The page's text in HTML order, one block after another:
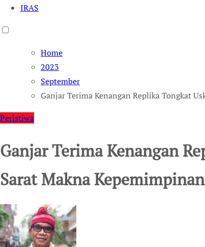
IRAS
Home
2023
September
Ganjar Terima Kenangan Replika Tongkat
Peristiwa
Ganjar Terima Kenangan
Sarat Makna Kepemimpinan